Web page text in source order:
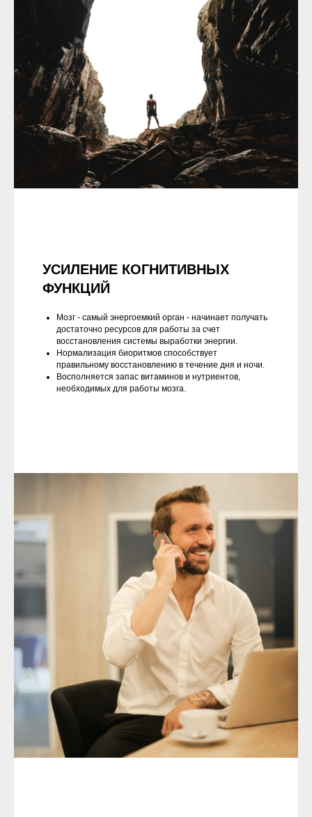
УСИЛЕНИЕ КОГНИТИВНЫХ
ФУНКЦИЙ
Мозг - самый энергоемкий орган - начинает получать
достаточно ресурсов для работы за счет
восстановления системы выработки энергии.
Нормализация биоритмов способствует
правильному восстановлению в течение дня и ночи.
Восполняется запас витаминов и нутриентов,
необходимых для работы мозга.